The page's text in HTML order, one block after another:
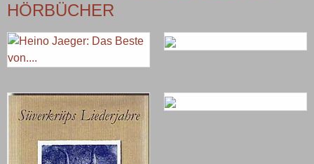
HÖRBÜCHER